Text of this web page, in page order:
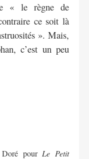
« le règne de
ce soit là
». Mais,
c’est un peu
pour Le Petit